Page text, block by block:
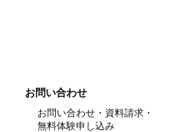
お問い合わせ
お問い合わせ・資料請求・
無料体験申し込み